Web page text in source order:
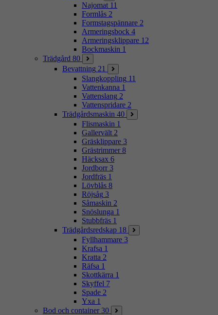
Najomat 11
Formlås 2
Formstagspännare 2
Armeringsbock 4
Armeringsklippare 12
Bockmaskin 1
Trädgård 80
Bevattning 21
Slangkoppling 11
Vattenkanna 1
Vattenslang 2
Vattenspridare 2
Trädgårdsmaskin 40
Flismaskin 1
Gallervält 2
Gräsklippare 3
Grästrimmer 8
Häcksax 6
Jordborr 3
Jordfräs 1
Lövblås 8
Röjsåg 3
Såmaskin 2
Snöslunga 1
Stubbfräs 1
Trädgårdsredskap 18
Fyllhammare 3
Krafsa 1
Kratta 2
Räfsa 1
Skottkärra 1
Skyffel 7
Spade 2
Yxa 1
Bod och container 30